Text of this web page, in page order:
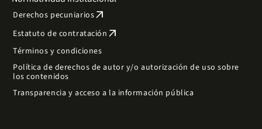
Derechos pecuniariosarrow_outward
Estatuto de contratación arrow_outward
Términos y condiciones
Política de derechos de autor y/o autorización de uso sobre
los contenidos
Transparencia y acceso a la información pública